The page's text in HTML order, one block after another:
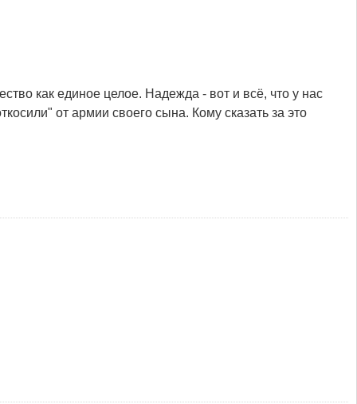
как единое целое. Надежда - вот и всё, что у нас
от армии своего сына. Кому сказать за это